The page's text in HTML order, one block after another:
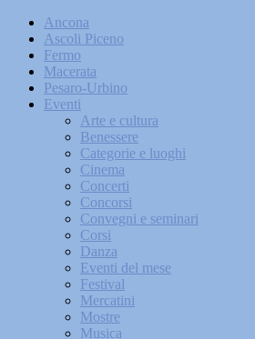
Ancona
Ascoli Piceno
Fermo
Macerata
Pesaro-Urbino
Eventi
Arte e cultura
Benessere
Categorie e luoghi
Cinema
Concerti
Concorsi
Convegni e seminari
Corsi
Danza
Eventi del mese
Festival
Mercatini
Mostre
Musica